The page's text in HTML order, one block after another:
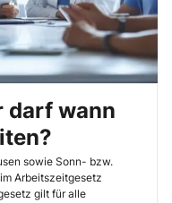
darf wann
sowie Sonn- bzw.
Arbeitszeitgesetz
gilt für alle